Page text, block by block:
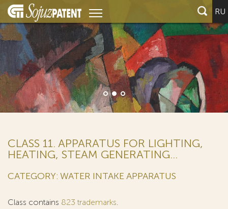
RU
CLASS 11. APPARATUS FOR LIGHTING,
HEATING, STEAM GENERATING...
CATEGORY: WATER INTAKE APPARATUS
Class contains 823 trademarks.